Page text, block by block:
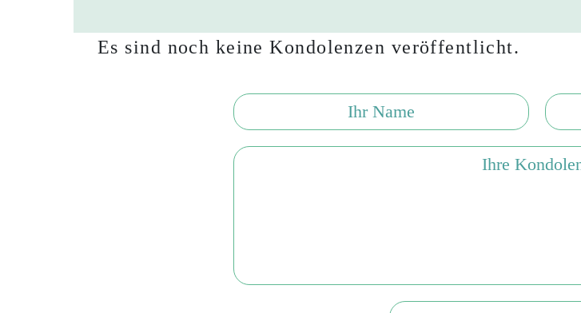
Es sind noch keine Kondolenzen veröffentlicht.